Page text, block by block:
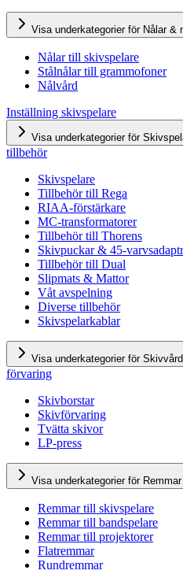
Visa underkategorier för Nålar &
Nålar till skivspelare
Stålnålar till grammofoner
Nålvård
Inställning skivspelare
Visa underkategorier för
tillbehör
Skivspelare
Tillbehör till Rega
RIAA-förstärkare
MC-transformatorer
Tillbehör till Thorens
Skivpuckar & 45-
Tillbehör till Dual
Slipmats & Mattor
Våt avspelning
Diverse tillbehör
Skivspelarkablar
Visa underkategorier för
förvaring
Skivborstar
Skivförvaring
Tvätta skivor
LP-press
Visa underkategorier för Remmar
Remmar till skivspelare
Remmar till bandspelare
Remmar till projektorer
Flatremmar
Rundremmar